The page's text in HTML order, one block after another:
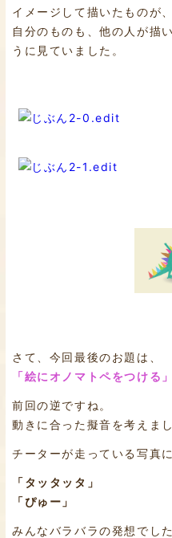
イメージして描いたものが
自分のものも、他の人が描
うに見ていました。
さて、今回最後のお題は、
「絵にオノマトペをつける」
前回の逆ですね。
動きに合った擬音を考えまし
チーターが走っている写真に
「タッタッタ」
「ぴゅー」
みんなバラバラの発想でした